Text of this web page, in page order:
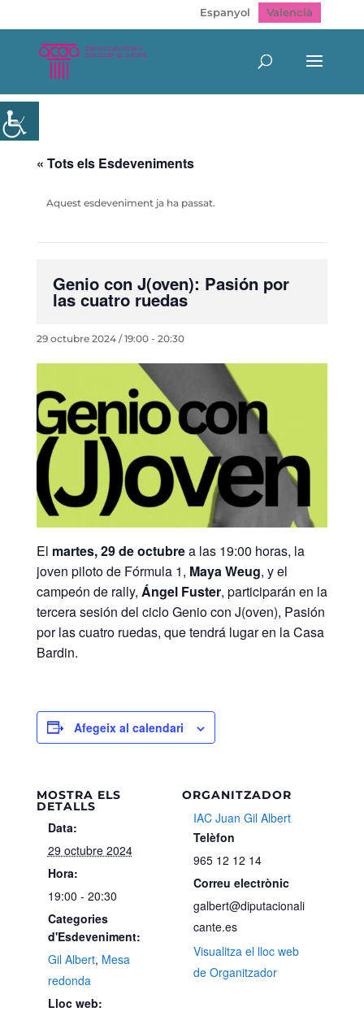
Espanyol Valencià
« Tots els Esdeveniments
Aquest esdeveniment ja ha passat.
Genio con J(oven): Pasión por
las cuatro ruedas
29 octubre 2024 / 19:00- 20:30
El martes, 29 de octubrea las 19:00 horas, la
joven piloto de Fórmula 1, Maya Weug, y el
campeón de rally, Ángel Fuster, participarán en la
tercera sesión del ciclo Genio con J(oven), Pasión
por las cuatro ruedas, que tendrá lugar en la Casa
Bardin.
Afegeix al calendari
MOSTRA ELS
DETALLS
Data:
29 octubre 2024
Hora:
19:00 - 20:30
Categories
d'Esdeveniment:
Gil Albert, Mesa
redonda
Lloc web:
ORGANITZADOR
IAC Juan Gil Albert
Telèfon
965 12 12 14
Correu electrònic
galbert@diputacionali
cante.es
Visualitza el lloc web
de Organitzador